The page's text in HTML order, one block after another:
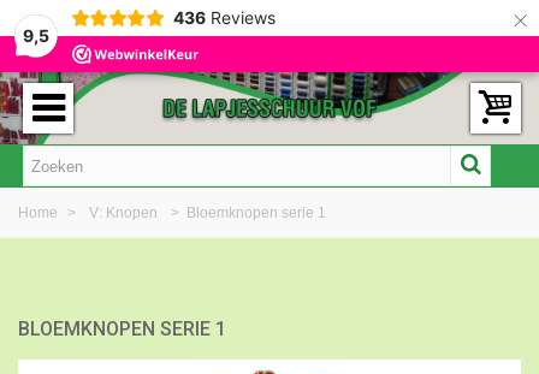
9,5
436 Reviews ×
Home > V: Knopen > Bloemknopen serie 1
BLOEMKNOPEN SERIE 1